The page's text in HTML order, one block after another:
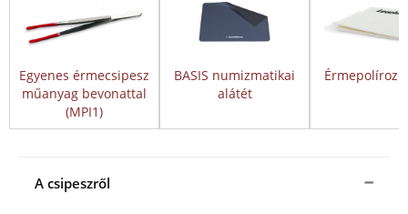
Egyenes érmecsipesz
műanyag bevonattal
(MPI1)
BASIS numizmatikai
alátét
A csipeszről